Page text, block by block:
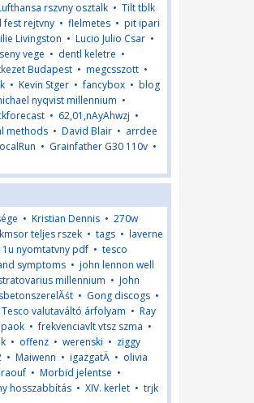
rszvny osztalk • Tilt tblk
fest rejtvny • flelmetes • pit ipari
Livingston • Lucio Julio Csar •
vege • dentl keletre •
Budapest • megcsszott •
• Kevin Stger •fancybox • blog
nyqvist millennium •
• 62,01,nAyAhwzj •
methods • David Blair • arrdee
• Grainfather G30 110v •
• Kristian Dennis • 270w
teljes rszek • tags • laverne
nyomtatvny pdf • tesco
symptoms • john lennon well
millennium • John
• Gong discogs •
Tesco valutaváltó árfolyam • Ray
•frekvenciavlt vtsz szma •
• offenz • werenski • ziggy
• Maiwenn • igazgatÄ • olivia
• Morbid jelentse •
hosszabbítás • XIV. kerlet • trjk